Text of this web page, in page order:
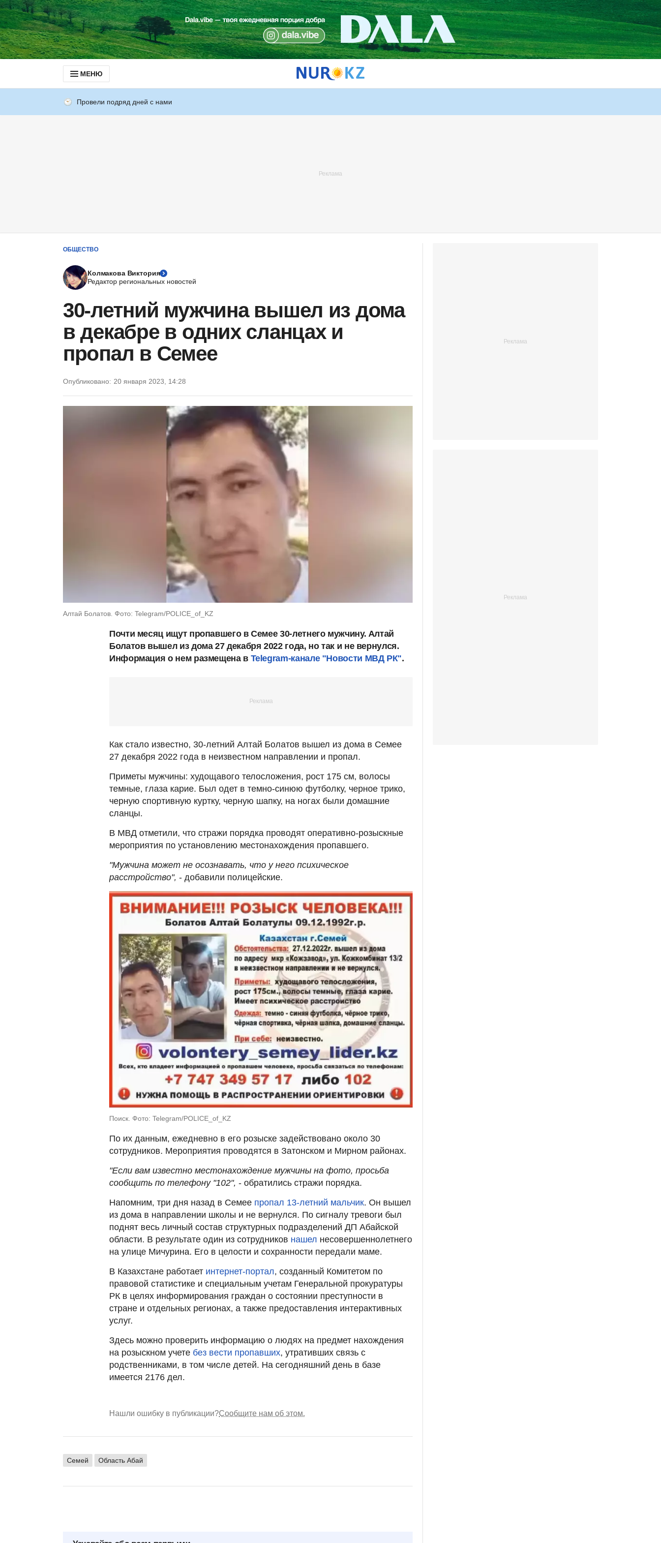
МЕНЮ
Провели подряд дней с нами
ОБЩЕСТВО
Колмакова Виктория
Редактор региональных новостей
30-летний мужчина вышел из дома
в декабре в одних сланцах и
пропал в Семее
Опубликовано: 20 января 2023, 14:28
Алтай Болатов. Фото: Telegram/POLICE_of_KZ
Почти месяц ищут пропавшего в Семее 30-летнего мужчину. Алтай
Болатов вышел из дома 27 декабря 2022 года, но так и не вернулся.
Информация о нем размещена в Telegram-канале "Новости МВД РК".
Как стало известно, 30-летний Алтай Болатов вышел из дома в Семее
27 декабря 2022 года в неизвестном направлении и пропал.
Приметы мужчины: худощавого телосложения, рост 175 см, волосы
темные, глаза карие. Был одет в темно-синюю футболку, черное трико,
черную спортивную куртку, черную шапку, на ногах были домашние
сланцы.
В МВД отметили, что стражи порядка проводят оперативно-розыскные
мероприятия по установлению местонахождения пропавшего.
"Мужчина может не осознавать, что у него психическое
расстройство", - добавили полицейские.
Поиск. Фото: Telegram/POLICE_of_KZ
По их данным, ежедневно в его розыске задействовано около 30
сотрудников. Мероприятия проводятся в Затонском и Мирном районах.
"Если вам известно местонахождение мужчины на фото, просьба
сообщить по телефону "102", - обратились стражи порядка.
Напомним, три дня назад в Семее пропал 13-летний мальчик. Он вышел
из дома в направлении школы и не вернулся. По сигналу тревоги был
поднят весь личный состав структурных подразделений ДП Абайской
области. В результате один из сотрудников нашел несовершеннолетнего
на улице Мичурина. Его в целости и сохранности передали маме.
В Казахстане работает интернет-портал, созданный Комитетом по
правовой статистике и специальным учетам Генеральной прокуратуры
РК в целях информирования граждан о состоянии преступности в
стране и отдельных регионах, а также предоставления интерактивных
услуг.
Здесь можно проверить информацию о людях на предмет нахождения
на розыскном учете без вести пропавших, утративших связь с
родственниками, в том числе детей. На сегодняшний день в базе
имеется 2176 дел.
Нашли ошибку в публикации?Сообщите нам об этом.
Семей Область Абай